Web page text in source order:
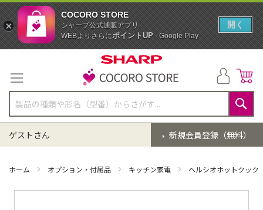
テ
ン
ツ
に
ス
キ
ッ
検
索
新規会員登録（無料）
ゲストさん
ホーム オプション・付属品 キッチン家電 ヘルシオホットクッ
COCORO STORE
シャープ公式通販アプリ
WEBよりさらにポイントUP- Google Play
開く